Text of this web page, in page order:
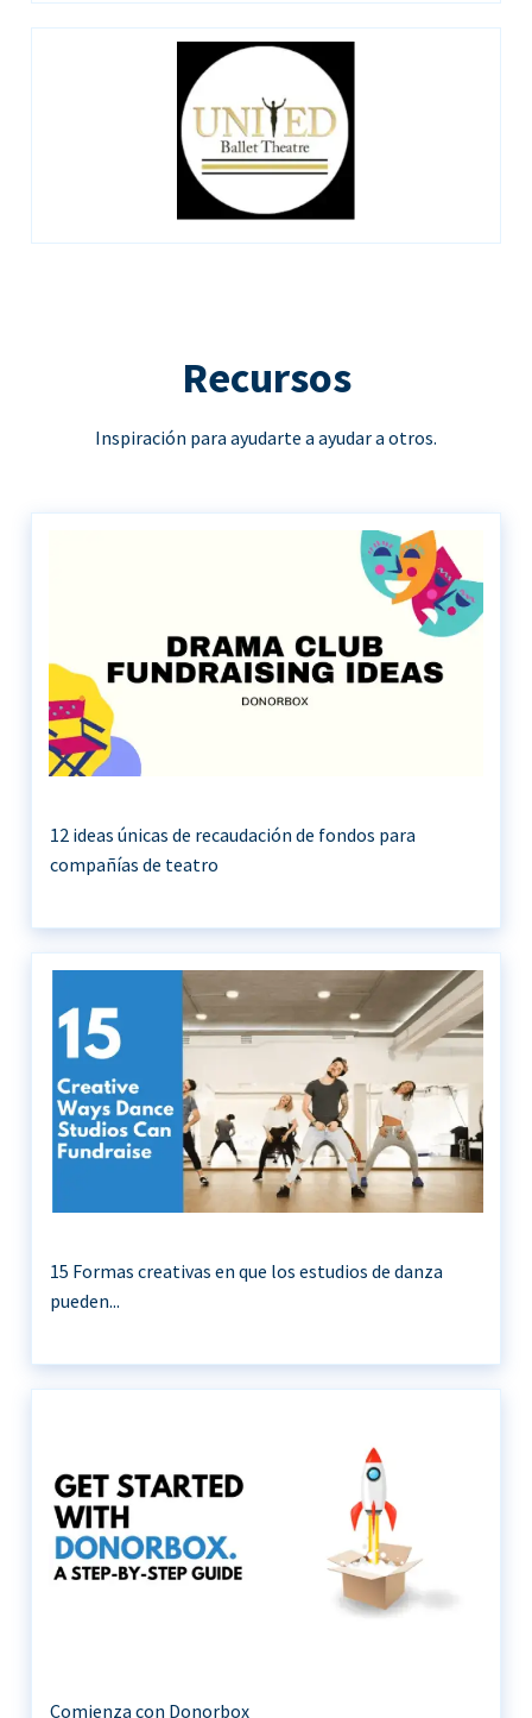
Recursos
Inspiración para ayudarte a ayudar a otros.
12 ideas únicas de recaudación de fondos para
compañías de teatro
15 Formas creativas en que los estudios de danza
pueden...
Comienza con Donorbox